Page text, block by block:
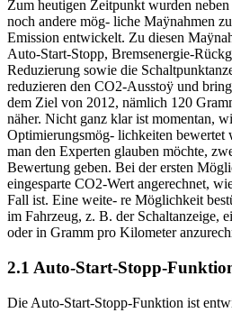
Zum heutigen Zeitpunkt wurden
noch andere mög- liche Maÿnahmen
Emission entwickelt. Zu diesen
Auto-Start-Stopp, Bremsenergie-
Reduzierung sowie die
reduzieren den CO2-Ausstoÿ und
dem Ziel von 2012, nämlich 120
näher. Nicht ganz klar ist momentan,
Optimierungsmög- lichkeiten bewertet
man den Experten glauben möchte,
Bewertung geben. Bei der ersten
eingesparte CO2-Wert angerechnet,
Fall ist. Eine weite- re Möglichkeit
im Fahrzeug, z. B. der Schaltanzeige,
oder in Gramm pro Kilometer
2.1 Auto-Start-Stopp-
Die Auto-Start-Stopp-Funktion ist